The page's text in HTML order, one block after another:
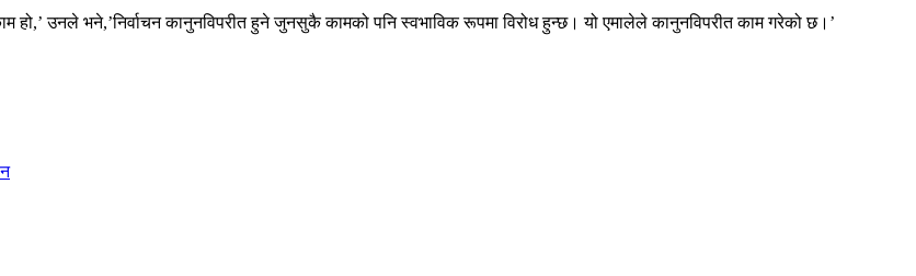
हो,’ उनले भने,’निर्वाचन कानुनविपरीत हुने जुनसुकै कामको पनि स्वभाविक रूपमा विरोध हुन्छ। यो एमालेले कानुनविपरीत काम गरेको छ।’